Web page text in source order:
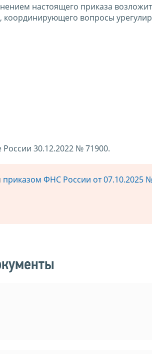
настоящего приказа
координирующего вопросы
30.12.2022 № 71900.
приказом ФНС России от 07.10.2025